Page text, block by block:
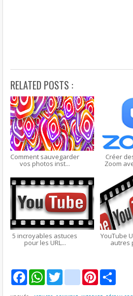
RELATED POSTS :
Comment sauvegarder
vos photos inst...
Créer
Zoom
5 incroyables astuces
pour les URL...
YouTube
autres
F
a
c
W
h
a
T g
m
a
P
i
n